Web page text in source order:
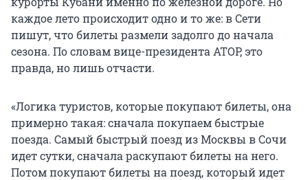
каждое лето происходит одно и то же: в Сети
пишут, что билеты размели задолго до начала
сезона. По словам вице-президента АТОР, это
правда, но лишь отчасти.
«Логика туристов, которые покупают билеты, она
примерно такая: сначала покупаем быстрые
поезда. Самый быстрый поезд из Москвы в Сочи
идет сутки, сначала раскупают билеты на него.
Потом покупают билеты на поезд, который идет